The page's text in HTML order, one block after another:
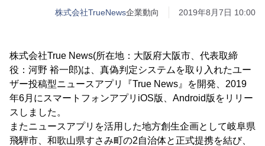
株式会社TrueNews企業動向 2019年8月7日 10:00
株式会社True News(所在地：大阪府大阪市、代表取締
役：河野 裕一郎)は、真偽判定システムを取り入れたユー
ザー投稿型ニュースアプリ『True News』を開発、2019
年6月にスマートフォンアプリiOS版、Android版をリリー
スしました。
またニュースアプリを活用した地方創生企画として岐阜県
飛騨市、和歌山県すさみ町の2自治体と正式提携を結び、